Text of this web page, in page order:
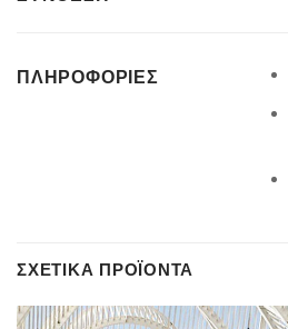
ΠΛΗΡΟΦΟΡΊΕΣ
ΣΧΕΤΙΚΆ ΠΡΟΪΌΝΤΑ